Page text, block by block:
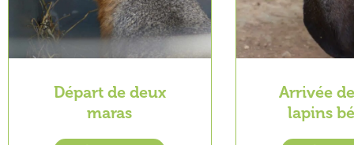
Départ de deux
maras
Arrivée
lapins